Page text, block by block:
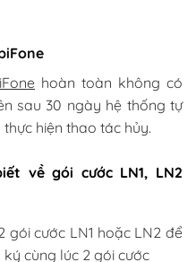
hoàn toàn không có
sau 30 ngày hệ thống tự
hiện thao tác hủy.
về gói cước LN1, LN2
gói cước LN1 hoặc LN2 để
cùng lúc 2 gói cước